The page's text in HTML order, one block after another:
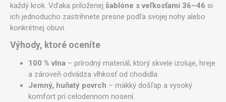
každý krok. Vďaka priloženej šablóne s veľkosťami 36–46 si
ich jednoducho zastrihnete presne podľa svojej nohy alebo
konkrétnej obuvi.
Výhody, ktoré oceníte
100 % vlna – prírodný materiál, ktorý skvele izoluje, hreje
a zároveň odvádza vlhkosť od chodidla.
Jemný, huňatý povrch – mäkký došľap a vysoký
komfort pri celodennom nosení.